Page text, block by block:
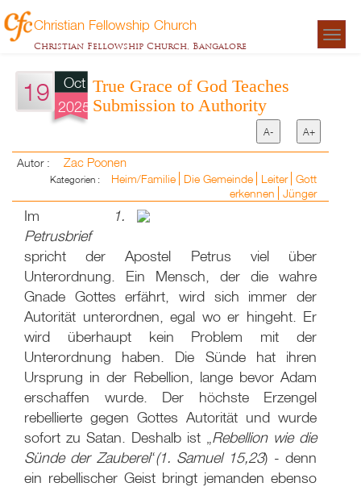
Christian Fellowship Church
Christian Fellowship Church, Bangalore
19
Oct
2025
True Grace of God Teaches
Submission to Authority
A- A+
Autor : Zac Poonen
Kategorien : Heim/Familie Die Gemeinde Leiter Gott
erkennen
Jünger
Im
1.
Petrusbrief
spricht der Apostel Petrus viel über
Unterordnung. Ein Mensch, der die wahre
Gnade Gottes erfährt, wird sich immer der
Autorität unterordnen, egal wo er hingeht. Er
wird überhaupt kein Problem mit der
Unterordnung haben. Die Sünde hat ihren
Ursprung in der Rebellion, lange bevor Adam
erschaffen wurde. Der höchste Erzengel
rebellierte gegen Gottes Autorität und wurde
sofort zu Satan. Deshalb ist „ Rebellion wie die
Sünde der Zauberei“(1. Samuel 15,23) - denn
ein rebellischer Geist bringt jemanden ebenso